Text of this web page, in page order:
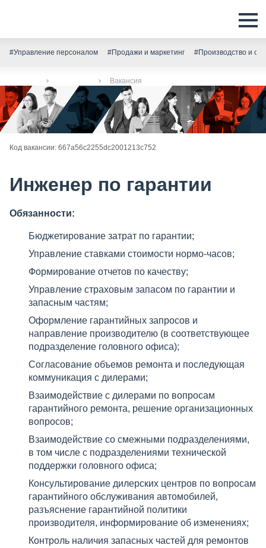
#Управление персоналом #Продажи и маркетинг #Производство и
Вакансия
Код вакансии: 667a56c2255dc2001213c752
Инженер по гарантии
Обязанности:
Бюджетирование затрат по гарантии;
Управление ставками стоимости нормо-часов;
Формирование отчетов по качеству;
Управление страховым запасом по гарантии и
запасным частям;
Оформление гарантийных запросов и
направление производителю (в соответствующее
подразделение головного офиса);
Согласование объемов ремонта и последующая
коммуникация с дилерами;
Взаимодействие с дилерами по вопросам
гарантийного ремонта, решение организационных
вопросов;
Взаимодействие со смежными подразделениями,
в том числе с подразделениями технической
поддержки головного офиса;
Консультирование дилерских центров по вопросам
гарантийного обслуживания автомобилей,
разъяснение гарантийной политики
производителя, информирование об изменениях;
Контроль наличия запасных частей для ремонтов